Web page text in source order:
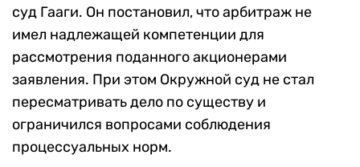
суд Гааги. Он постановил, что арбитраж не
имел надлежащей компетенции для
рассмотрения поданного акционерами
заявления. При этом Окружной суд не стал
пересматривать дело по существу и
ограничился вопросами соблюдения
процессуальных норм.